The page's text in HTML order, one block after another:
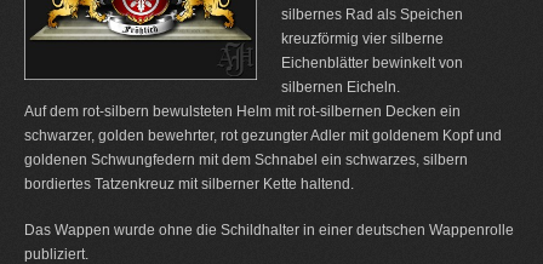
silbernes Rad als Speichen
kreuzförmig vier silberne
Eichenblätter bewinkelt von
silbernen Eicheln.
Auf dem rot-silbern bewulsteten Helm mit rot-silbernen Decken ein
schwarzer, golden bewehrter, rot gezungter Adler mit goldenem Kopf und
goldenen Schwungfedern mit dem Schnabel ein schwarzes, silbern
bordiertes Tatzenkreuz mit silberner Kette haltend.
Das Wappen wurde ohne die Schildhalter in einer deutschen Wappenrolle
publiziert.